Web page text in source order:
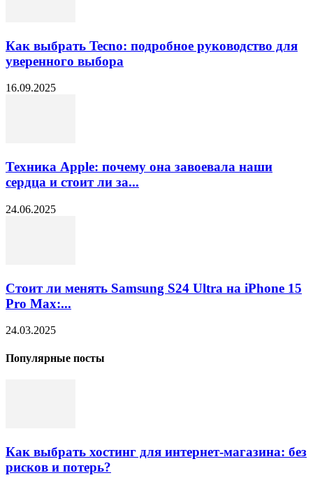
Как выбрать Tecno: подробное руководство для
уверенного выбора
16.09.2025
Техника Apple: почему она завоевала наши
сердца и стоит ли за...
24.06.2025
Стоит ли менять Samsung S24 Ultra на iPhone 15
Pro Max:...
24.03.2025
Популярные посты
Как выбрать хостинг для интернет-магазина: без
рисков и потерь?